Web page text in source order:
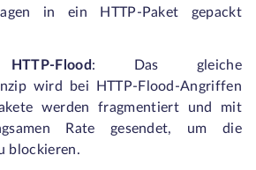
in ein HTTP-Paket gepackt
Flood : Das gleiche
wird bei HTTP-Flood-Angriffen
werden fragmentiert und mit
Rate gesendet, um die
blockieren.